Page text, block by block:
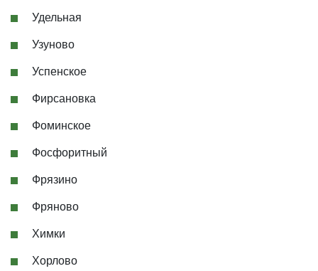
Удельная
Узуново
Успенское
Фирсановка
Фоминское
Фосфоритный
Фрязино
Фряново
Химки
Хорлово